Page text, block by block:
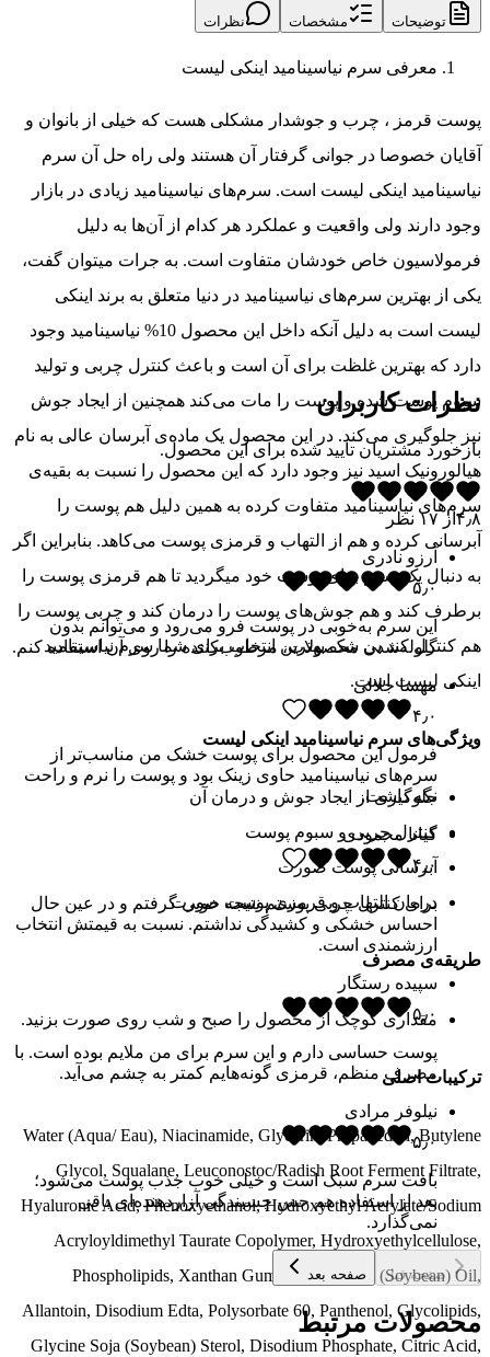
توضیحات مشخصات نظرات
معرفی سرم نیاسینامید اینکی لیست
پوست قرمز ، چرب و جوشدار مشکلی هست که خیلی از بانوان و
آقایان خصوصا در جوانی گرفتار آن هستند ولی راه حل آن سرم
نیاسینامید اینکی لیست است. سرم‌های نیاسینامید زیادی در بازار
وجود دارند ولی واقعیت و عملکرد هر کدام از آن‌ها به دلیل
فرمولاسیون خاص خودشان متفاوت است. به جرات میتوان گفت،
یکی از بهترین سرم‌های نیاسینامید در دنیا متعلق به برند اینکی
لیست است به دلیل آنکه داخل این محصول 10% نیاسینامید وجود
دارد که بهترین غلظت برای آن است و باعث کنترل چربی و تولید
سبوم پوست شده و پوست را مات می‌کند همچنین از ایجاد جوش
نیز جلوگیری می‌کند. در این محصول یک ماده‌ی آبرسان عالی به نام
هیالورونیک اسید نیز وجود دارد که این محصول را نسبت به بقیه‌ی
سرم‌های نیاسینامید متفاوت کرده به همین دلیل هم پوست را
آبرسانی کرده و هم از التهاب و قرمزی پوست می‌کاهد. بنابراین اگر
به دنبال یک سرم برای پوست خود میگردید تا هم قرمزی پوست را
برطرف کند و هم جوش‌های پوست را درمان کند و چربی پوست را
هم کنترل کند بی شک بهترین انتخاب برای شما سرم نیاسینامید
اینکی لیست است.
ویژگی‌های سرم نیاسینامید اینکی لیست
جلوگیری از ایجاد جوش و درمان آن
کنترل چربی و سبوم پوست
آبرسانی پوست صورت
درمان التهاب و قرمزی پوست صورت
طریقه‌ی مصرف
مقداری کوچک از محصول را صبح و شب روی صورت بزنید.
ترکیبات اصلی
Water (Aqua/ Eau), Niacinamide, Glycerin, Propanediol, Butylene
Glycol, Squalane, Leuconostoc/Radish Root Ferment Filtrate,
Hyaluronic Acid, Phenoxyethanol, Hydroxyethyl Acrylate/Sodium
Acryloyldimethyl Taurate Copolymer, Hydroxyethylcellulose,
Phospholipids, Xanthan Gum, Glycine Soja (Soybean) Oil,
Allantoin, Disodium Edta, Polysorbate 60, Panthenol, Glycolipids,
Glycine Soja (Soybean) Sterol, Disodium Phosphate, Citric Acid,
نظرات کاربران
بازخورد مشتریان تایید شده برای این محصول.
۴٫۸ از ۱۷ نظر
آرزو نادری
۵٫۰
این سرم به‌خوبی در پوست فرو می‌رود و می‌توانم بدون
گلوله‌شدن محصولات، مرطوب‌کننده را روی آن استفاده کنم.
مهسا جلالی
۴٫۰
فرمول این محصول برای پوست خشک من مناسب‌تر از
سرم‌های نیاسینامید حاوی زینک بود و پوست را نرم و راحت
نگه داشت.
کیانا محمودی
۴٫۰
برای کنترل چربی پوستم نتیجه خوبی گرفتم و در عین حال
احساس خشکی و کشیدگی نداشتم. نسبت به قیمتش انتخاب
ارزشمندی است.
سپیده رستگار
۵٫۰
پوست حساسی دارم و این سرم برای من ملایم بوده است. با
مصرف منظم، قرمزی گونه‌هایم کمتر به چشم می‌آید.
نیلوفر مرادی
۵٫۰
بافت سرم سبک است و خیلی خوب جذب پوست می‌شود؛
بعد از استفاده هم حس چسبندگی آزاردهنده‌ای باقی
نمی‌گذارد.
صفحه قبل صفحه بعد
محصولات مرتبط